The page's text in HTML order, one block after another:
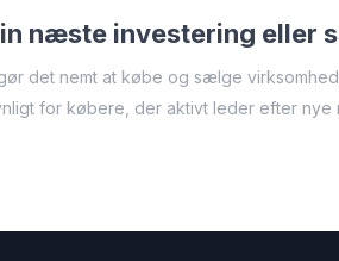
næste investering eller
det nemt at købe og sælge
for købere, der aktivt leder efter nye